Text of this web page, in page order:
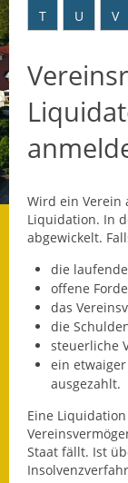
T
U V
Wird ein Verein
Liquidation. In
abgewickelt.
die
offene
das
die
steuerliche
ein
ausgezahlt.
Eine
Staat fällt. Ist